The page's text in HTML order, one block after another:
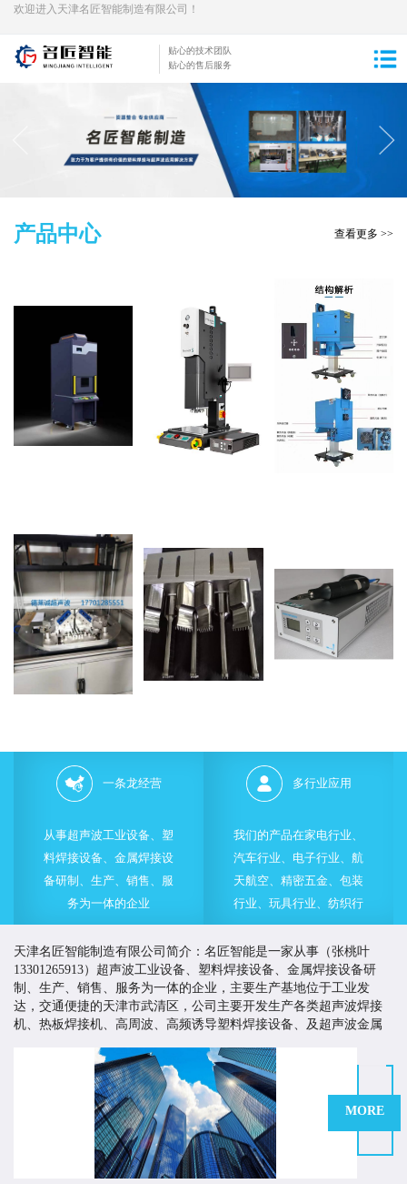
欢迎进入天津名匠智能制造有限公司！
贴心的技术团队
贴心的售后服务
产品中心 查看更多 >>
一条龙经营
从事超声波工业设备、塑
料焊接设备、金属焊接设
备研制、生产、销售、服
务为一体的企业
多行业应用
我们的产品在家电行业、
汽车行业、电子行业、航
天航空、精密五金、包装
行业、玩具行业、纺织行
业等的各类产品制造中都
得到了成功的使用
天津名匠智能制造有限公司简介：名匠智能是一家从事（张桃叶
13301265913）超声波工业设备、塑料焊接设备、金属焊接设备研
制、生产、销售、服务为一体的企业，主要生产基地位于工业发
达，交通便捷的天津市武清区，公司主要开发生产各类超声波焊接
机、热板焊接机、高周波、高频诱导塑料焊接设备、及超声波金属
名匠智能一直致力于为客户提供有价值的塑料焊接与超声波
应用解决方案，以高品质的产品来提高客户市场竞争力，创造客户
价值。多年来，名匠智能持续改进生产工艺、严格控制产品质量、
不断加大技术开发的力度和投入，并积极引进技术，制造技术质量
优越的产品，为国内外客商提供多方面多途径的产品与服务。
MORE